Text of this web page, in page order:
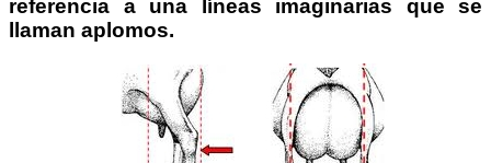
referencia a una líneas imaginarias que se
llaman aplomos.